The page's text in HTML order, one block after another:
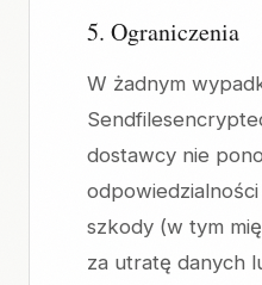
5. Ograniczenia
W żadnym
dostawcy nie
szkody (w tym
za utratę danych